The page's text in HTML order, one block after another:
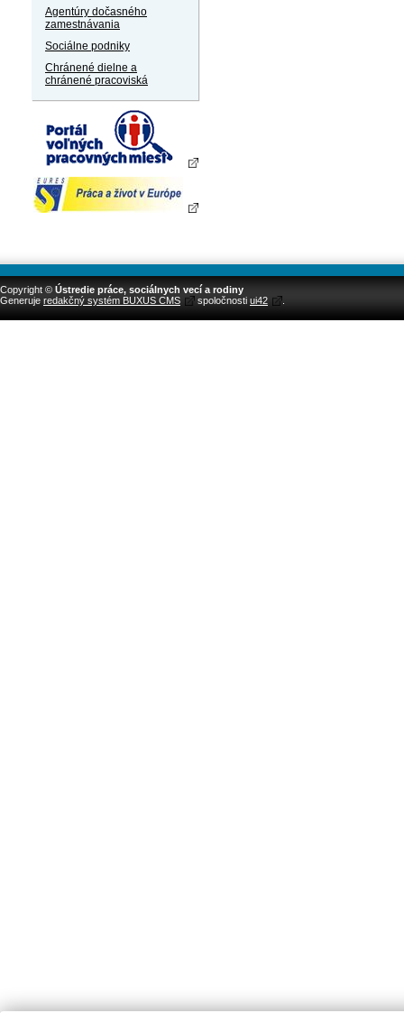
Agentúry dočasného
zamestnávania
Sociálne podniky
Chránené dielne a
chránené pracoviská
Copyright © Ústredie práce, sociálnych vecí a rodiny
Generuje redakčný systém BUXUS CMS spoločnosti ui42